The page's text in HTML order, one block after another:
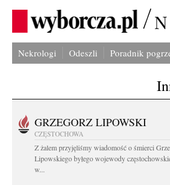
Nekrologi Odeszli Poradnik
GRZEGORZ LIPOWSKI
CZĘSTOCHOWA
Z żalem przyjęliśmy wiadomość o śmierci
Lipowskiego byłego wojewody
w...